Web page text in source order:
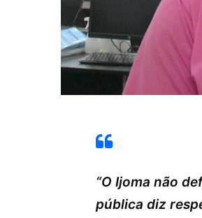
“O Ijoma não
pública diz